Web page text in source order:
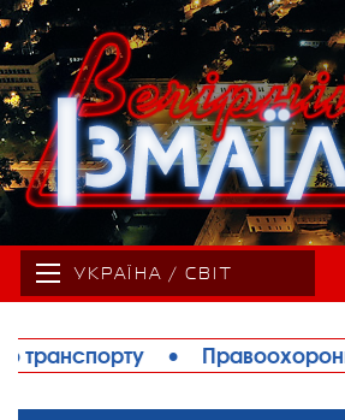
УКРАЇНА / СВІТ
запобігли теракту в